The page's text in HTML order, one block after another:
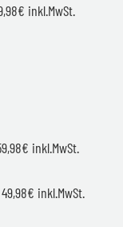
inkl.MwSt.
inkl.MwSt.
inkl.MwSt.